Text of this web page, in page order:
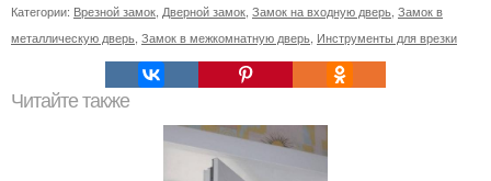
Категории: Врезной замок, Дверной замок, Замок на входную дверь, Замок в
металлическую дверь, Замок в межкомнатную дверь, Инструменты для врезки
Читайте также